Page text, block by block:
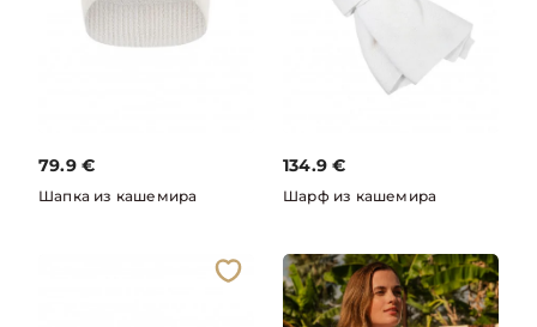
79.9 €
Шапка из кашемира
134.9 €
Шарф из кашемира